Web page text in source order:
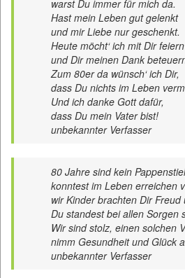
warst Du immer für mich da.
Hast mein Leben gut gelenkt
und mir Liebe nur geschenkt.
Heute möcht‘ ich mit Dir feiern
und Dir meinen Dank
Zum 80er da wünsch‘ ich Dir,
dass Du nichts im Leben
Und ich danke Gott dafür,
dass Du mein Vater bist!
unbekannter Verfasser
80 Jahre sind kein
konntest im Leben erreichen
wir Kinder brachten Dir Freud
Du standest bei allen Sorgen
Wir sind stolz, einen solchen
nimm Gesundheit und Glück
unbekannter Verfasser